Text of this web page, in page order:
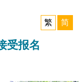
繁
简
受报名